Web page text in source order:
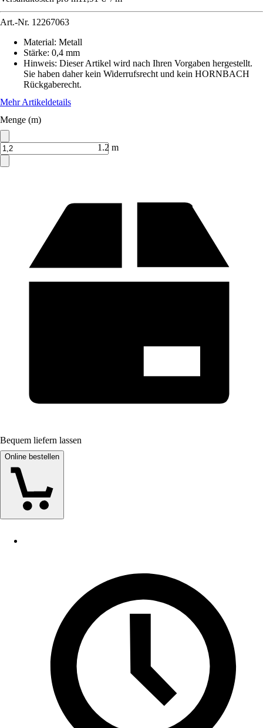
Art.-Nr. 12267063
Material: Metall
Stärke: 0,4 mm
Hinweis: Dieser Artikel wird nach Ihren Vorgaben hergestellt.
Sie haben daher kein Widerrufsrecht und kein HORNBACH
Rückgaberecht.
Mehr Artikeldetails
Menge (m)
1.2 m
Bequem liefern lassen
Online bestellen